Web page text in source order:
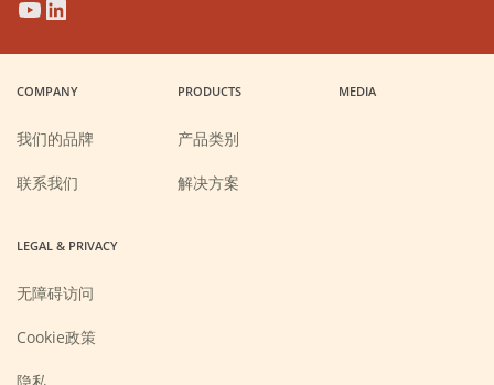
(Opens
in
new
window)
(Opens
in
new
window)
(Opens
in
new
window)
(Opens
in
new
window)
COMPANY
我们的品牌
联系我们
PRODUCTS
产品类别
解决方案
MEDIA
LEGAL & PRIVACY
无障碍访问
Cookie政策